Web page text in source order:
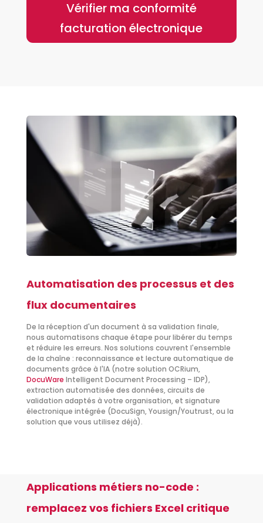
Vérifier ma conformité
facturation électronique
Automatisation des processus et des
flux documentaires
De la réception d'un document à sa validation finale,
nous automatisons chaque étape pour libérer du temps
et réduire les erreurs. Nos solutions couvrent l'ensemble
de la chaîne : reconnaissance et lecture automatique de
documents grâce à l'IA (notre solution OCRium,
DocuWare Intelligent Document Processing – IDP),
extraction automatisée des données, circuits de
validation adaptés à votre organisation, et signature
électronique intégrée (DocuSign, Yousign/Youtrust, ou la
solution que vous utilisez déjà).
Applications métiers no-code :
remplacez vos fichiers Excel critique